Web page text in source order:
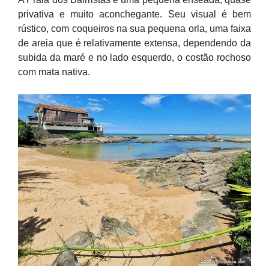
privativa e muito aconchegante. Seu visual é bem
rústico, com coqueiros na sua pequena orla, uma faixa
de areia que é relativamente extensa, dependendo da
subida da maré e no lado esquerdo, o costão rochoso
com mata nativa.